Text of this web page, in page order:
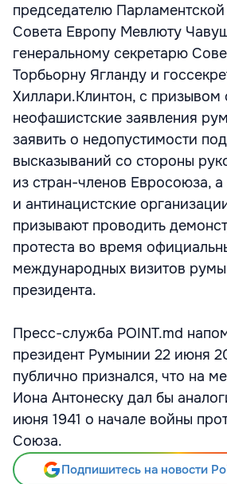
председателю
Совета Европу Мевлюту
генеральному секретарю
Торбьорну Ягланду и
Хиллари.Клинтон, с призывом
неофашистские заявления
заявить о недопустимости
высказываний со стороны
из стран-членов Евросоюза,
и антинацистские
призывают проводить
протеста во время
международных визитов
президента.
Пресс-служба POINT.md
президeнт Румынии 22 июня
публично признался, что на
Иона Антонеску дал бы
июня 1941 о начале войны
Союза.
Подпишитесь на новости